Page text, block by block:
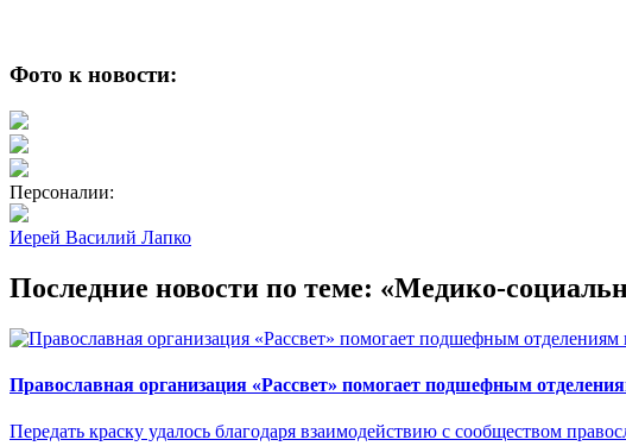
Фото к новости:
Персоналии:
Иерей Василий Лапко
Последние новости по теме: «Медико-
Православная организация «Рассвет» помогает подшефным
Передать краску удалось благодаря взаимодействию с сообществом